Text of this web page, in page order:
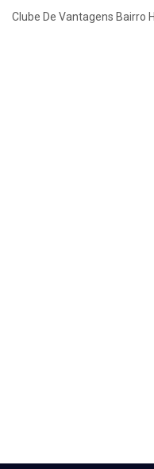
Clube De Vantagens Bairro